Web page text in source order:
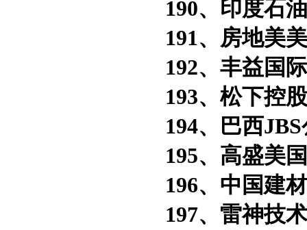
190、印度石油
191、房地美
192、丰益国际
193、松下控股
194、巴西JBS
195、高盛美国
196、中国建材
197、雷神技术